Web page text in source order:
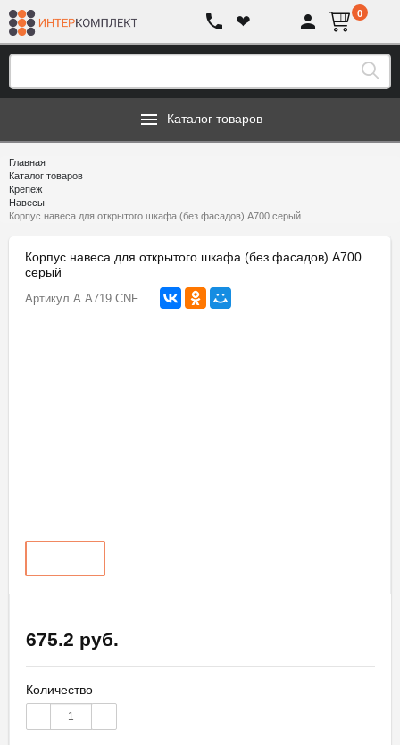
❤ 0
Каталог товаров
Главная
Каталог товаров
Крепеж
Навесы
Корпус навеса для открытого шкафа (без фасадов) A700 серый
Корпус навеса для открытого шкафа (без фасадов) A700
серый
Артикул A.A719.CNF
675.2 руб.
Количество
− +